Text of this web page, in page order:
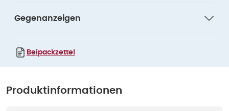
Gegenanzeigen
Beipackzettel
Produktinformationen